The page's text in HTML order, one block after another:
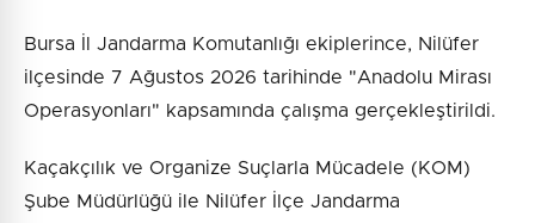
Bursa İl Jandarma Komutanlığı ekiplerince, Nilüfer
ilçesinde 7 Ağustos 2026 tarihinde "Anadolu Mirası
Operasyonları" kapsamında çalışma gerçekleştirildi.
Kaçakçılık ve Organize Suçlarla Mücadele (KOM)
Şube Müdürlüğü ile Nilüfer İlçe Jandarma